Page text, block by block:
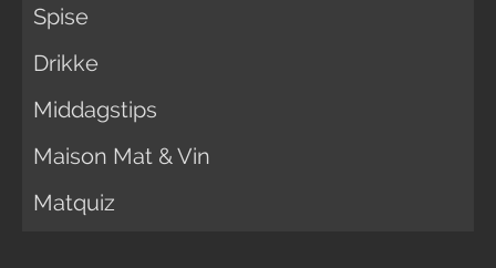
Spise
Drikke
Middagstips
Maison Mat & Vin
Matquiz